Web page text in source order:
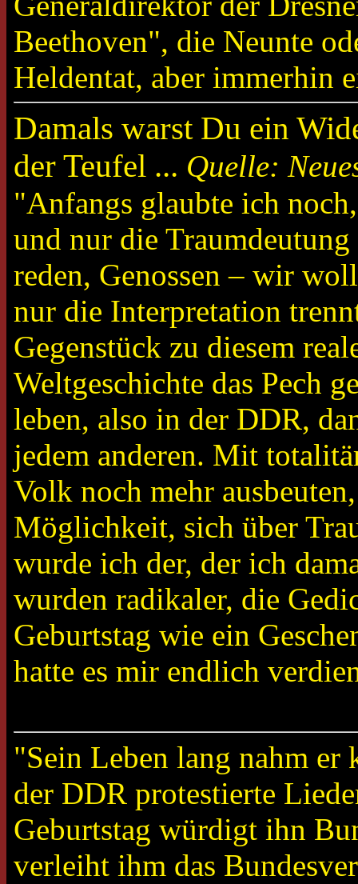
Beethoven", die Neunte
Heldentat, aber immerhin
Damals warst Du ein
der Teufel ... Quelle:
"Anfangs glaubte ich
und nur die
reden, Genossen – wir
nur die Interpretation
Gegenstück zu diesem
Weltgeschichte das Pech
leben, also in der DDR,
jedem anderen. Mit
Volk noch mehr
Möglichkeit, sich über
wurde ich der, der ich
wurden radikaler, die
Geburtstag wie ein
hatte es mir endlich
"Sein Leben lang nahm
der DDR protestierte
Geburtstag würdigt ihn
verleiht ihm das